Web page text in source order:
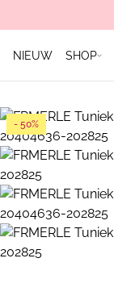
NIEUW SHOP
- 50%